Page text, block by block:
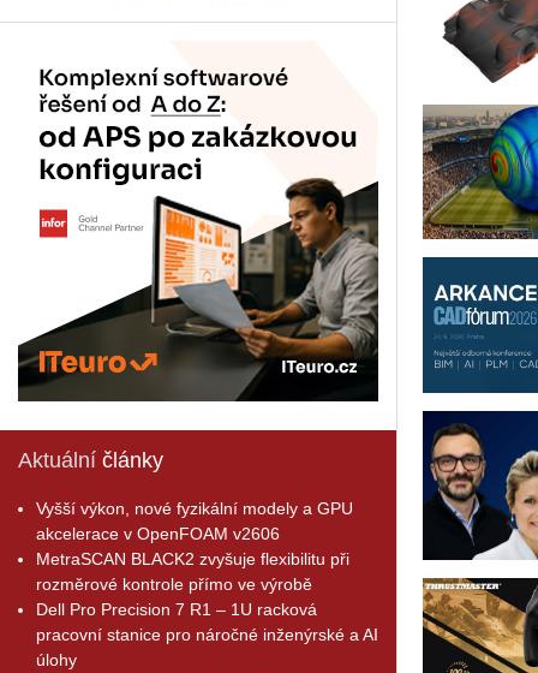
Aktuální články
Vyšší výkon, nové fyzikální modely a GPU
akcelerace v OpenFOAM v2606
MetraSCAN BLACK2 zvyšuje flexibilitu při
rozměrové kontrole přímo ve výrobě
Dell Pro Precision 7 R1 – 1U racková
pracovní stanice pro náročné inženýrské a AI
úlohy